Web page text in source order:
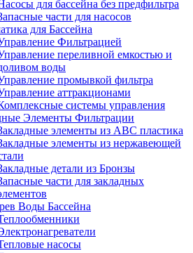
для бассейна без предфильтра
части для насосов
для Бассейна
Фильтрацией
переливной емкостью и
воды
промывкой фильтра
аттракционами
системы управления
Элементы Фильтрации
элементы из ABC пластика
элементы из нержавеющей
детали из Бронзы
части для закладных
Воды Бассейна
насосы